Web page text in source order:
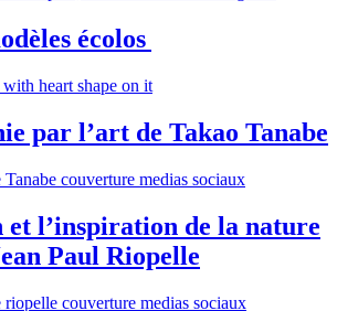
écolos
par l’art de Takao Tanabe
et l’inspiration de la nature
Paul Riopelle